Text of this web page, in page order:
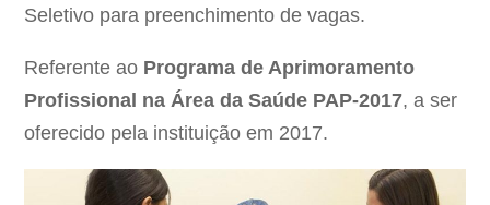
Seletivo para preenchimento de vagas.
Referente ao Programa de Aprimoramento
Profissional na Área da Saúde PAP-2017, a ser
oferecido pela instituição em 2017.